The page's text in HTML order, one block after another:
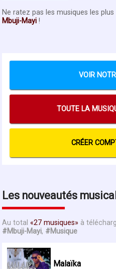
Ne ratez pas les musiques les
Mbuji-Mayi !
VOIR
TOUTE LA
CRÉER
Les nouveautés
Au total 27 musiques à
#Mbuji-Mayi, #Musique
Malaïka